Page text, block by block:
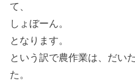
て、
しょぼーん。
となります。
という訳で農作業は、だい
た。